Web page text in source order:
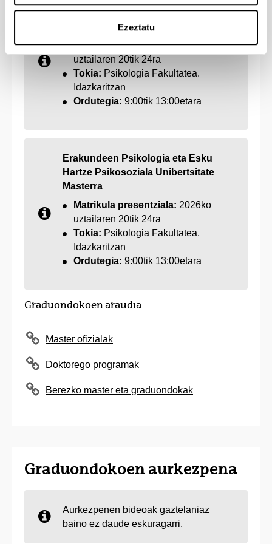
Ezeztatu
Hizkuntzaren Neurozientzia
Kognitiboa Unibertsitate Masterra
Matrikula presentziala:2026ko
uztailaren 20tik 24ra
Tokia: Psikologia Fakultatea.
Idazkaritzan
Ordutegia: 9:00tik 13:00etara
Erakundeen Psikologia eta Esku
Hartze Psikosoziala Unibertsitate
Masterra
Matrikula presentziala: 2026ko
uztailaren 20tik 24ra
Tokia: Psikologia Fakultatea.
Idazkaritzan
Ordutegia: 9:00tik 13:00etara
Graduondokoen araudia
Master ofizialak
Doktorego programak
Berezko master eta graduondokak
Graduondokoen aurkezpena
Aurkezpenen bideoak gaztelaniaz
baino ez daude eskuragarri.